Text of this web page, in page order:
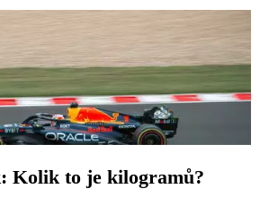
Kolik to je kilogramů?